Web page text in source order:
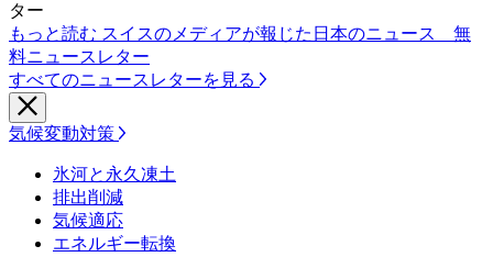
ター
もっと読む スイスのメディアが報じた日本のニュース 無
料ニュースレター
すべてのニュースレターを見る
気候変動対策
氷河と永久凍土
排出削減
気候適応
エネルギー転換